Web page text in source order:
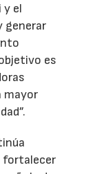
y el
generar
es
mayor
fortalecer